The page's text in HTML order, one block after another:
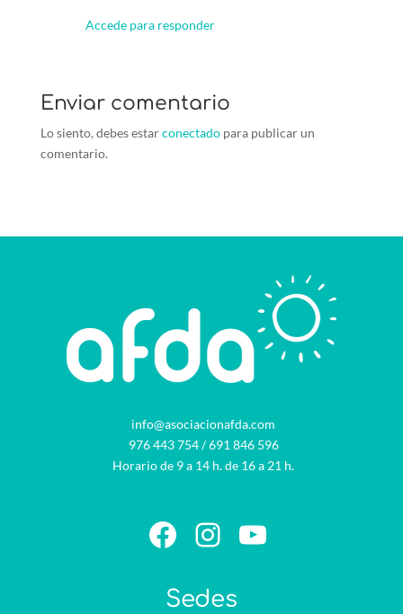
Accede para responder
Enviar comentario
Lo siento, debes estarconectadopara publicar un
comentario.
info@asociacionafda.com
976 443 754/691 846 596
Horario de 9 a 14 h. de 16 a 21 h.
Facebook
Instagram
YouTube
Sedes